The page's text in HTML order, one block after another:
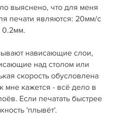
выяснено, что для меня
печати являются: 20мм/с
0.2мм.
нависающие слои,
над столом или
скорость обусловлена
мне кажется - всё дело в
Если печатать быстрее
'плывёт'.